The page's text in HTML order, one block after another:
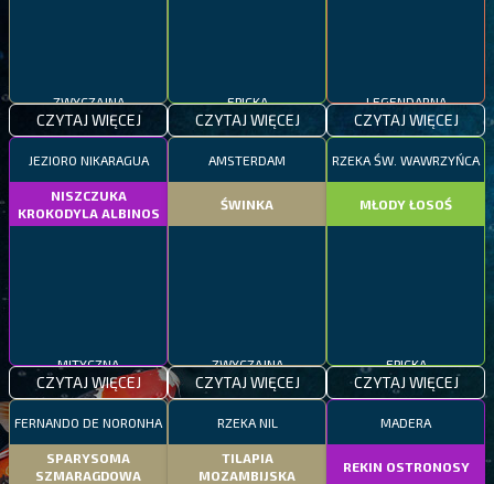
CZYTAJ WIĘCEJ CZYTAJ WIĘCEJ CZYTAJ WIĘCEJ
JEZIORO NIKARAGUA
NISZCZUKA
KROKODYLA ALBINOS
CZYTAJ WIĘCEJ
AMSTERDAM
ŚWINKA
CZYTAJ WIĘCEJ
RZEKA ŚW. WAWRZYŃCA
MŁODY ŁOSOŚ
CZYTAJ WIĘCEJ
FERNANDO DE NORONHA
SPARYSOMA
SZMARAGDOWA
RZEKA NIL
TILAPIA
MOZAMBIJSKA
MADERA
REKIN OSTRONOSY